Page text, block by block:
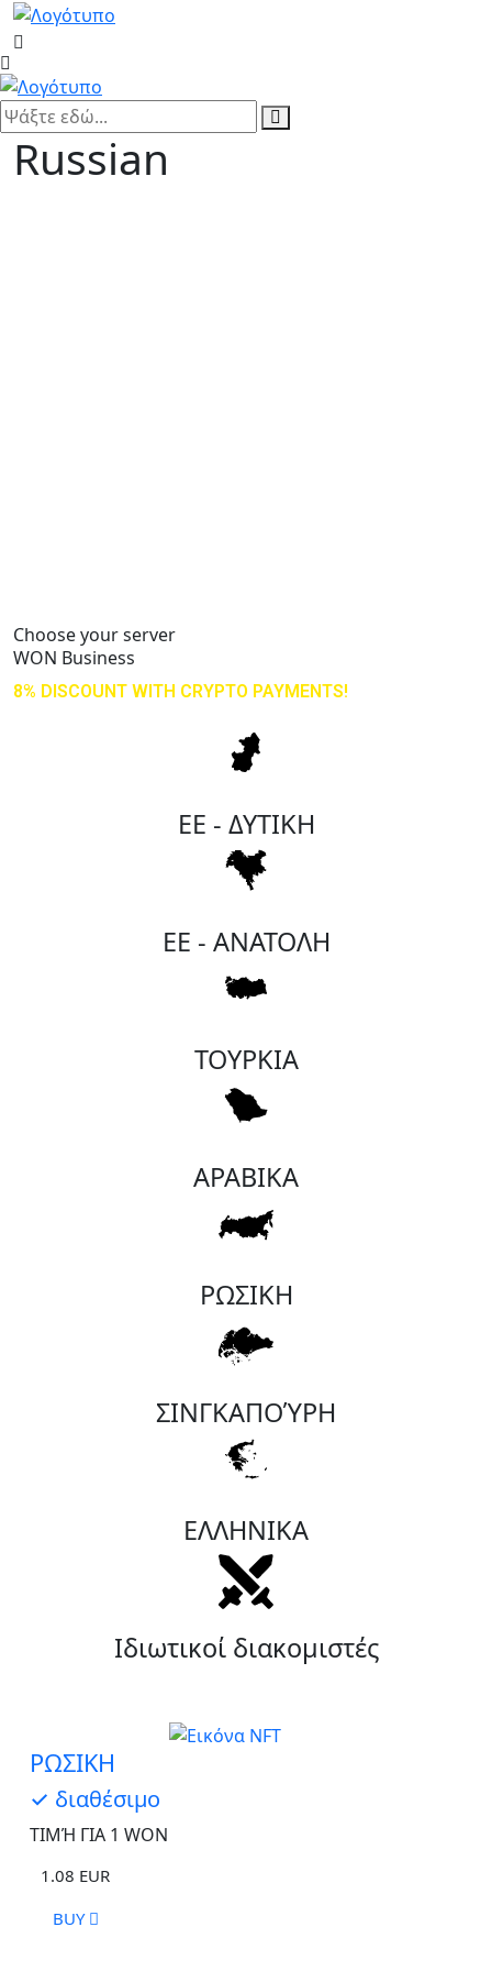
Russian
Choose your server
WON Business
8% DISCOUNT WITH CRYPTO PAYMENTS!
ΕΕ - ΔΥΤΙΚΗ
ΕΕ - ΑΝΑΤΟΛΗ
ΤΟΥΡΚΙΑ
ΑΡΑΒΙΚΑ
ΡΩΣΙΚΗ
ΣΙΝΓΚΑΠΟΎΡΗ
ΕΛΛΗΝΙΚΑ
Ιδιωτικοί διακομιστές
ΡΩΣΙΚΗ
✓ διαθέσιμο
ΤΙΜΉ ΓΙΑ 1 WON
1.08 EUR
BUY